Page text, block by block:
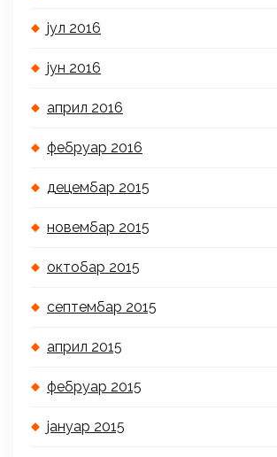
јул 2016
јун 2016
април 2016
фебруар 2016
децембар 2015
новембар 2015
октобар 2015
септембар 2015
април 2015
фебруар 2015
јануар 2015